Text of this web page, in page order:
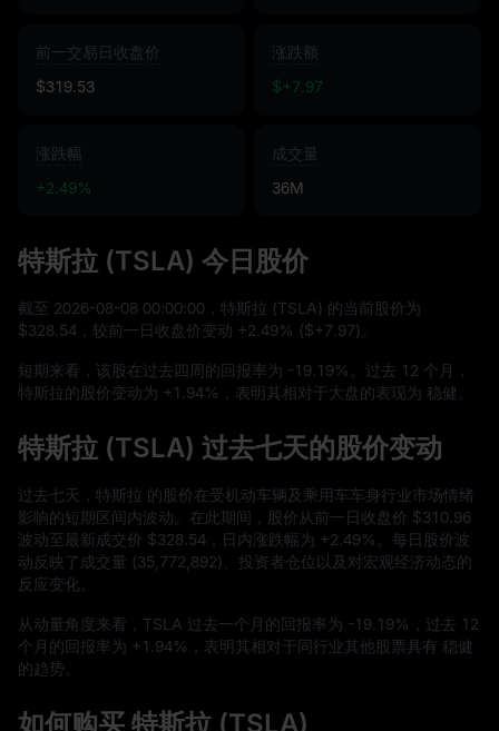
前一交易日收盘价
$319.53
涨跌额
$+7.97
涨跌幅
+2.49%
成交量
36M
特斯拉 (TSLA) 今日股价
截至 2026-08-08 00:00:00 ，特斯拉 (TSLA) 的当前股价为
$328.54 ，较前一日收盘价变动 +2.49% ($+7.97)。
短期来看，该股在过去四周的回报率为 -19.19% 。过去 12 个月，
特斯拉的股价变动为 +1.94% ，表明其相对于大盘的表现为 稳健。
特斯拉 (TSLA) 过去七天的股价变动
过去七天，特斯拉 的股价在受机动车辆及乘用车车身行业市场情绪
影响的短期区间内波动。在此期间，股价从前一日收盘价 $310.96
波动至最新成交价 $328.54 ，日内涨跌幅为 +2.49%
。每日股价波
动反映了成交量 (35,772,892)、投资者仓位以及对宏观经济动态的
反应变化。
从动量角度来看，TSLA 过去一个月的回报率为 -19.19% ，过去 12
个月的回报率为 +1.94%
，表明其相对于同行业其他股票具有 稳健
的趋势。
如何购买 特斯拉 (TSLA)